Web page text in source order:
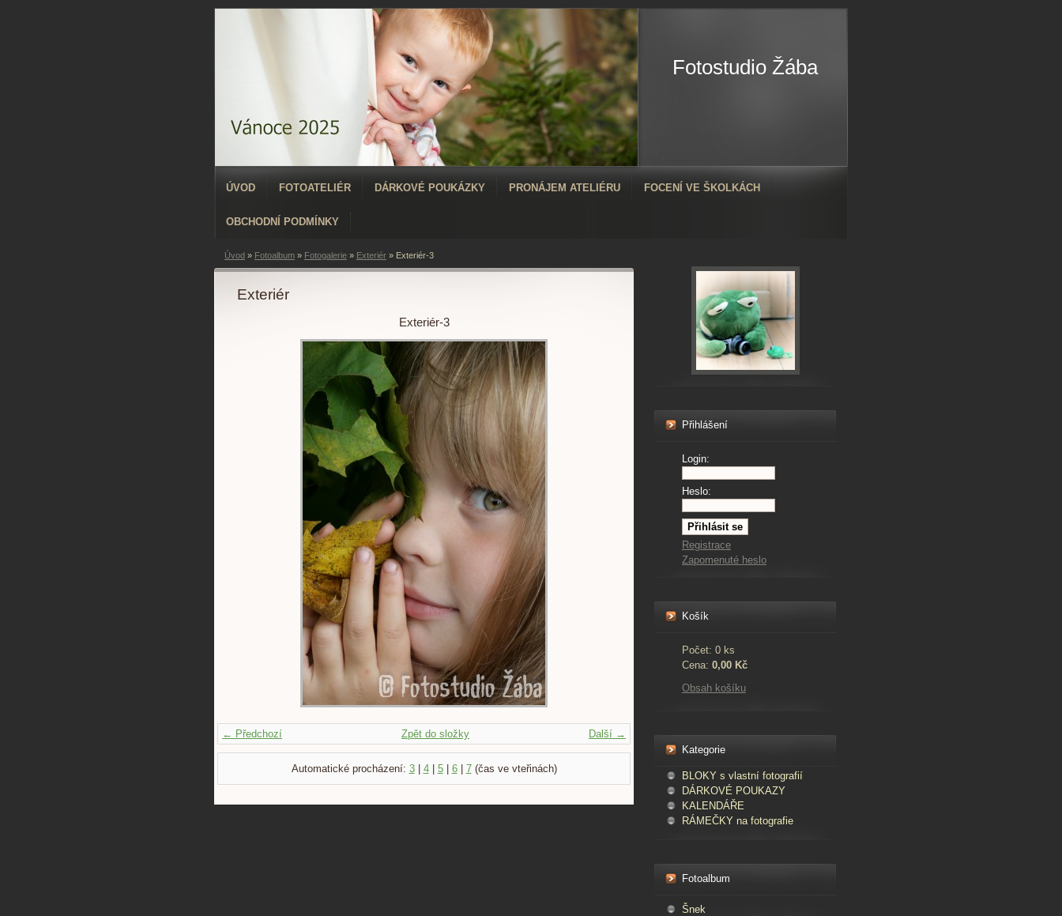
Fotostudio Žába
ÚVOD FOTOATELIÉR DÁRKOVÉ POUKÁZKY PRONÁJEM ATELIÉRU FOCENÍ VE ŠKOLKÁCH
OBCHODNÍ PODMÍNKY
Úvod » Fotoalbum » Fotogalerie » Exteriér » Exteriér-3
Exteriér
Exteriér-3
← Předchozí Další →
Zpět do složky
Automatické procházení: 3| 4| 5| 6| 7(čas ve vteřinách)
Přihlášení
Login:
Heslo:
Registrace
Zapomenuté heslo
Košík
Počet: 0 ks
Cena: 0,00 Kč
Obsah košíku
Kategorie
BLOKY s vlastní fotografií
DÁRKOVÉ POUKAZY
KALENDÁŘE
RÁMEČKY na fotografie
Fotoalbum
Šnek